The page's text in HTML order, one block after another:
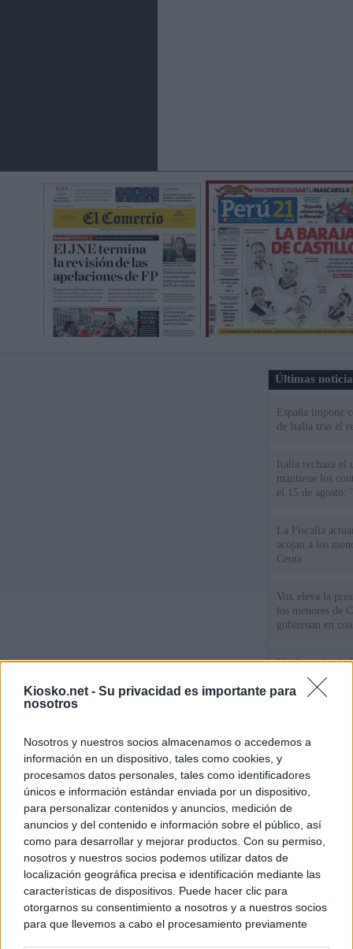
Kiosko.net - Su privacidad es importante para
nosotros
Nosotros y nuestros socios almacenamos o accedemos a
información en un dispositivo, tales como cookies, y
procesamos datos personales, tales como identificadores
únicos e información estándar enviada por un dispositivo,
para personalizar contenidos y anuncios, medición de
anuncios y del contenido e información sobre el público, así
como para desarrollar y mejorar productos. Con su permiso,
nosotros y nuestros socios podemos utilizar datos de
localización geográfica precisa e identificación mediante las
características de dispositivos. Puede hacer clic para
otorgarnos su consentimiento a nosotros y a nuestros socios
para que llevemos a cabo el procesamiento previamente
Últimas
España impone
de Italia tras el
Italia rechaza
mantiene los
el 15 de agosto:
La Fiscalía
acojan a los
Ceuta
Vox eleva la
los menores de
gobiernan en
Un diputado de
ante la Fiscalía
los inmigrantes”
ministros
de Ceuta
© Kiosko.net Aviso Legal Privacidad y Cookies